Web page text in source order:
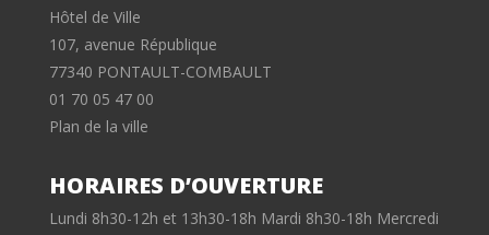
Hôtel de Ville
107, avenue République
77340 PONTAULT-COMBAULT
01 70 05 47 00
Plan de la ville
HORAIRES D’OUVERTURE
Lundi 8h30-12h et 13h30-18h Mardi 8h30-18h Mercredi